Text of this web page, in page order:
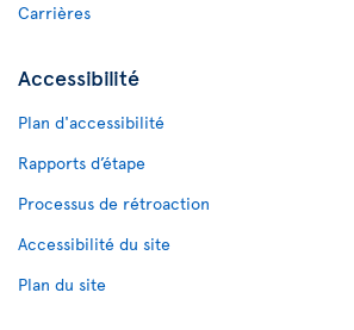
Carrières
Accessibilité
Plan d'accessibilité
Rapports d’étape
Processus de rétroaction
Accessibilité du site
Plan du site